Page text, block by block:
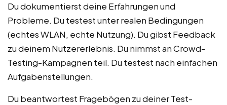
Du dokumentierst deine Erfahrungen und
Probleme. Du testest unter realen Bedingungen
(echtes WLAN, echte Nutzung). Du gibst Feedback
zu deinem Nutzererlebnis. Du nimmst an Crowd-
Testing-Kampagnen teil. Du testest nach einfachen
Aufgabenstellungen.
Du beantwortest Fragebögen zu deiner Test-